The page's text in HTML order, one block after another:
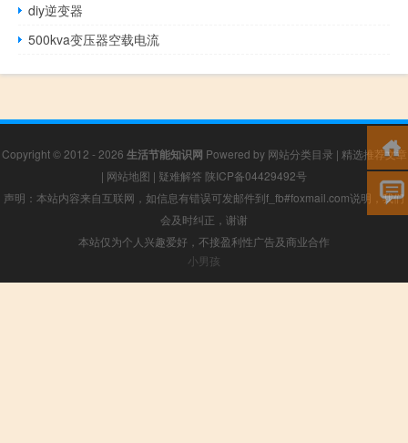
diy逆变器
500kva变压器空载电流
Copyright © 2012 - 2026 生活节能知识网 Powered by 网站分类目录 | 精选推荐文章
| 网站地图 | 疑难解答 陕ICP备04429492号
声明：本站内容来自互联网，如信息有错误可发邮件到f_fb#foxmail.com说明，我们
会及时纠正，谢谢
本站仅为个人兴趣爱好，不接盈利性广告及商业合作
小男孩